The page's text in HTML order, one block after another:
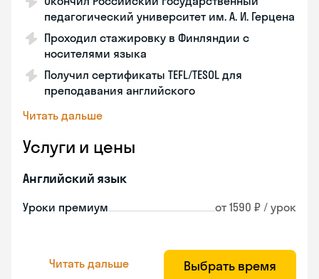
педагогический университет им. А. И. Герцена
Проходил стажировку в Финляндии с
носителями языка
Получил сертификаты TEFL/TESOL для
преподавания английского
Читать дальше
Услуги и цены
Английский язык
Уроки премиум от 1590 ₽ / урок
Читать дальше Выбрать время